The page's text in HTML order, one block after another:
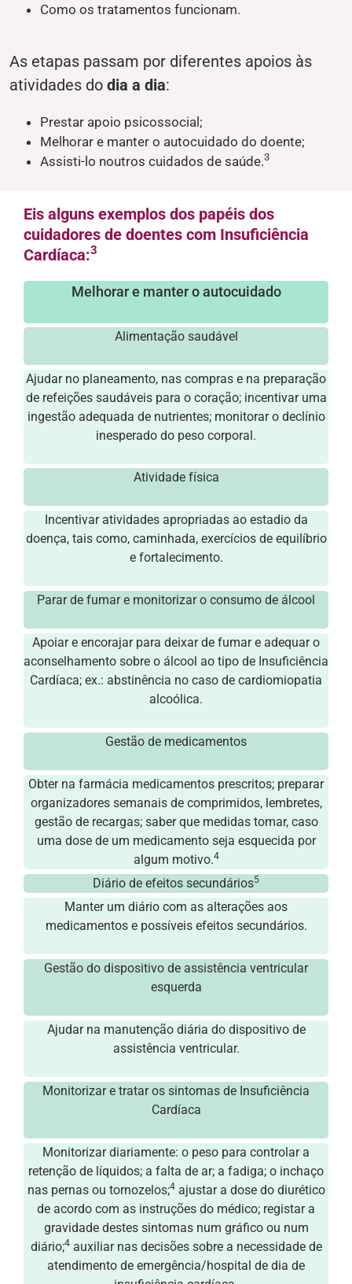
Como os tratamentos funcionam.
As etapas passam por diferentes apoios às
atividades do dia a dia:
Prestar apoio psicossocial;
Melhorar e manter o autocuidado do doente;
Assisti-lo noutros cuidados de saúde.3
Eis alguns exemplos dos papéis dos
cuidadores de doentes com Insuficiência
Cardíaca:3
Melhorar e manter o autocuidado
Alimentação saudável
Ajudar no planeamento, nas compras e na preparação
de refeições saudáveis para o coração; incentivar uma
ingestão adequada de nutrientes; monitorar o declínio
inesperado do peso corporal.
Atividade física
Incentivar atividades apropriadas ao estadio da
doença, tais como, caminhada, exercícios de equilíbrio
e fortalecimento.
Parar de fumar e monitorizar o consumo de álcool
Apoiar e encorajar para deixar de fumar e adequar o
aconselhamento sobre o álcool ao tipo de Insuficiência
Cardíaca; ex.: abstinência no caso de cardiomiopatia
alcoólica.
Gestão de medicamentos
Obter na farmácia medicamentos prescritos; preparar
organizadores semanais de comprimidos, lembretes,
gestão de recargas; saber que medidas tomar, caso
uma dose de um medicamento seja esquecida por
algum motivo.4
Diário de efeitos secundários5
Manter um diário com as alterações aos
medicamentos e possíveis efeitos secundários.
Gestão do dispositivo de assistência ventricular
esquerda
Ajudar na manutenção diária do dispositivo de
assistência ventricular.
Monitorizar e tratar os sintomas de Insuficiência
Cardíaca
Monitorizar diariamente: o peso para controlar a
retenção de líquidos; a falta de ar; a fadiga; o inchaço
nas pernas ou tornozelos;4ajustar a dose do diurético
de acordo com as instruções do médico; registar a
gravidade destes sintomas num gráfico ou num
diário;4auxiliar nas decisões sobre a necessidade de
atendimento de emergência/hospital de dia de